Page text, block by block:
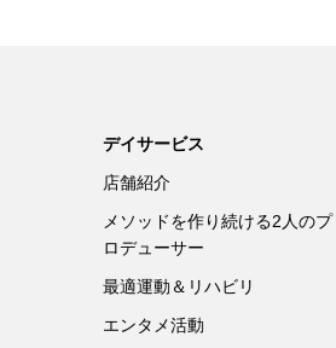
デイサービス
店舗紹介
メソッドを作り続ける2人のプ
ロデューサー
最適運動＆リハビリ
エンタメ活動